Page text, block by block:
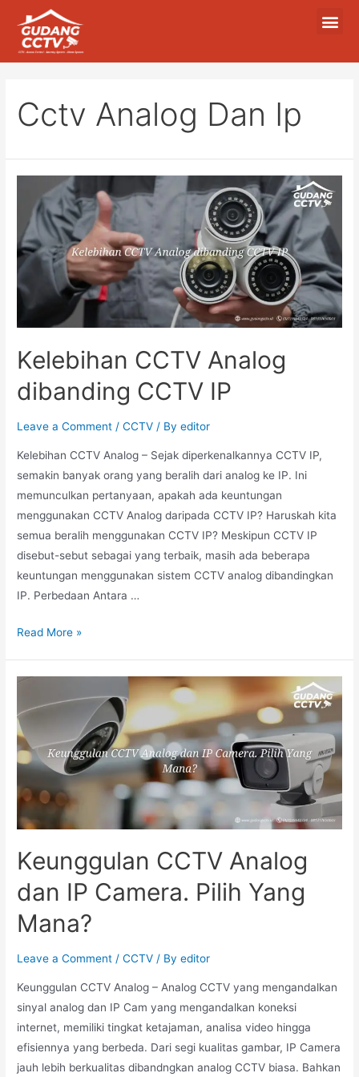
Cctv Analog Dan Ip
Kelebihan CCTV Analog
dibanding CCTV IP
Leave a Comment /CCTV / Byeditor
Kelebihan CCTV Analog – Sejak diperkenalkannya CCTV IP,
semakin banyak orang yang beralih dari analog ke IP. Ini
memunculkan pertanyaan, apakah ada keuntungan
menggunakan CCTV Analog daripada CCTV IP? Haruskah kita
semua beralih menggunakan CCTV IP? Meskipun CCTV IP
disebut-sebut sebagai yang terbaik, masih ada beberapa
keuntungan menggunakan sistem CCTV analog dibandingkan
IP. Perbedaan Antara …
Read More »
Keunggulan CCTV Analog
dan IP Camera. Pilih Yang
Mana?
Leave a Comment /CCTV / Byeditor
Keunggulan CCTV Analog – Analog CCTV yang mengandalkan
sinyal analog dan IP Cam yang mengandalkan koneksi
internet, memiliki tingkat ketajaman, analisa video hingga
efisiennya yang berbeda. Dari segi kualitas gambar, IP Camera
jauh lebih berkualitas dibandngkan analog CCTV biasa. Bahkan